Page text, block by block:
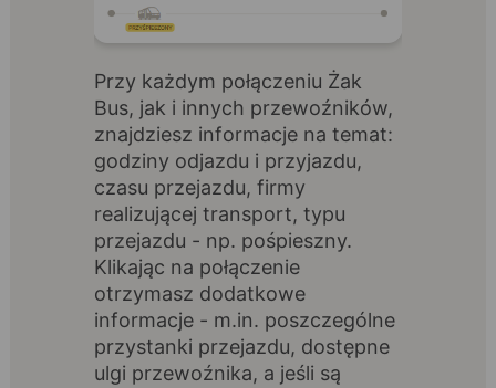
Przy każdym połączeniu Żak
Bus, jak i innych przewoźników,
znajdziesz informacje na temat:
godziny odjazdu i przyjazdu,
czasu przejazdu, firmy
realizującej transport, typu
przejazdu - np. pośpieszny.
Klikając na połączenie
otrzymasz dodatkowe
informacje - m.in. poszczególne
przystanki przejazdu, dostępne
ulgi przewoźnika, a jeśli są